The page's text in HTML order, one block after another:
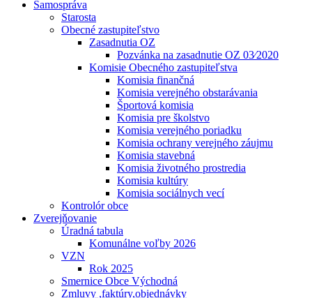
Samospráva
Starosta
Obecné zastupiteľstvo
Zasadnutia OZ
Pozvánka na zasadnutie OZ 03⁄2020
Komisie Obecného zastupiteľstva
Komisia finančná
Komisia verejného obstarávania
Športová komisia
Komisia pre školstvo
Komisia verejného poriadku
Komisia ochrany verejného záujmu
Komisia stavebná
Komisia životného prostredia
Komisia kultúry
Komisia sociálnych vecí
Kontrolór obce
Zverejňovanie
Úradná tabula
Komunálne voľby 2026
VZN
Rok 2025
Smernice Obce Východná
Zmluvy ,faktúry,objednávky